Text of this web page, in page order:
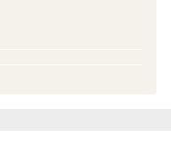
よって味や食感にば